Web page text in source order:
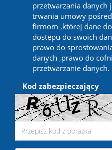
przetwarzania danych
trwania umowy
firmom ,której dane
dostępu do swoich
prawo do
danych ,prawo do
przetwarzanie danych.
Kod zabezpieczający